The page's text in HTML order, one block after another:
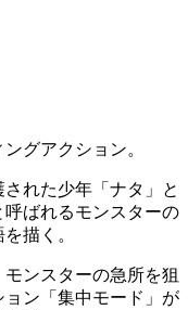
ングアクション。
れた少年「ナタ」と
呼ばれるモンスターの
描く。
ンスターの急所を狙
ョン 「集中モード」 が